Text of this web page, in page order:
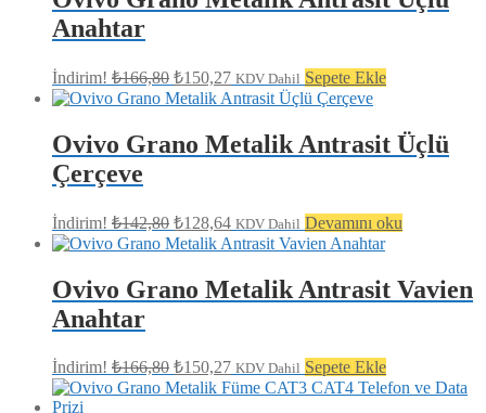
Anahtar
İndirim! ₺166,80 Orijinal
fiyat:
₺150,27Şu
andaki
fiyat:
₺150,27.
KDV Dahil Sepete Ekle
Ovivo Grano Metalik Antrasit Üçlü
Çerçeve
İndirim! ₺142,80 Orijinal
fiyat:
₺128,64 Şu
andaki
fiyat:
₺128,64.
KDV Dahil Devamını oku
Ovivo Grano Metalik Antrasit Vavien
Anahtar
İndirim! ₺166,80 Orijinal
fiyat:
₺150,27Şu
andaki
fiyat:
KDV Dahil Sepete Ekle